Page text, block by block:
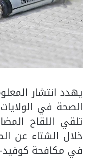
يهدد انتشار
الصحة في
تلقي اللقاح
خلال الشتاء عن
في مكافحة كوفيد-19.